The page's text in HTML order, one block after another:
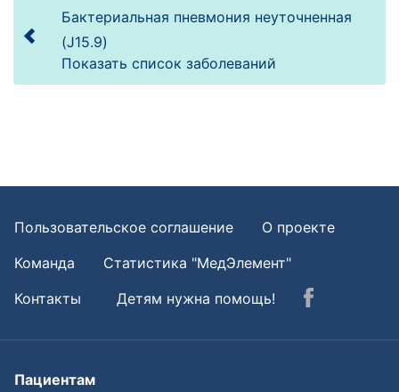
Бактериальная пневмония неуточненная
(J15.9)
Показать список заболеваний
Пользовательское соглашение
О проекте
Команда
Статистика "МедЭлемент"
Контакты
Детям нужна помощь!
Пациентам